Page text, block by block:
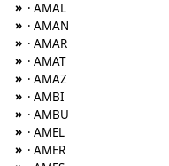
» · AMAL
» · AMAN
» · AMAR
» · AMAT
» · AMAZ
» · AMBI
» · AMBU
» · AMEL
» · AMER